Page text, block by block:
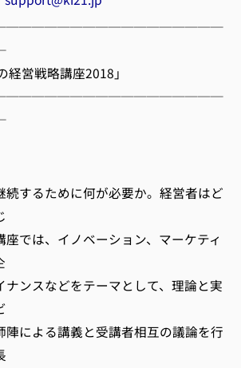
営戦略講座2018」
続するために何が必要か。経営者はど
では、イノベーション、マーケティ
ナンスなどをテーマとして、理論と実
陣による講義と受講者相互の議論を行